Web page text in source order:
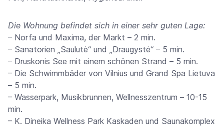
Die Wohnung befindet sich in einer sehr guten Lage:
– Norfa und Maxima, der Markt – 2 min.
– Sanatorien „Saulutė“ und „Draugystė“ – 5 min.
– Druskonis See mit einem schönen Strand – 5 min.
– Die Schwimmbäder von Vilnius und Grand Spa Lietuva
– 5 min.
– Wasserpark, Musikbrunnen, Wellnesszentrum – 10-15
min.
– K. Dineika Wellness Park Kaskaden und Saunakomplex